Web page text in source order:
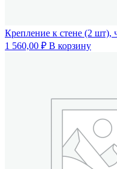
Крепление к стене (2 шт),
1 560,00 ₽ В корзину